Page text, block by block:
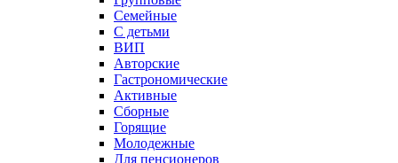
Семейные
С детьми
ВИП
Авторские
Гастрономические
Активные
Сборные
Горящие
Молодежные
Для пенсионеров